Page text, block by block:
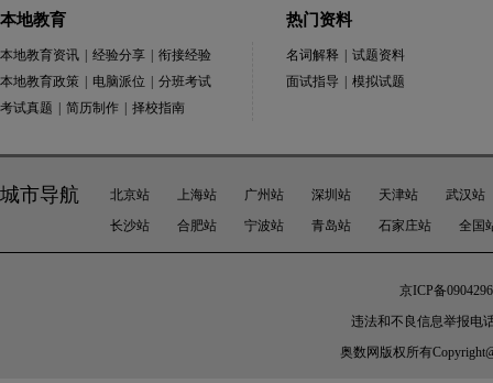
本地教育
本地教育资讯 经验分享
衔接经验
本地教育政策
电脑派位
分班考试
考试真题
简历制作 择校指南
热门资料
名词解释
试题资料
面试指导
模拟试题
城市导航 北京站 上海站 广州站 深圳站 天津站
武汉站
长沙站
合肥站 宁波站 青岛站 石家庄站 全国
京ICP备
违法和不良信息举报电
奥数网 版权所有